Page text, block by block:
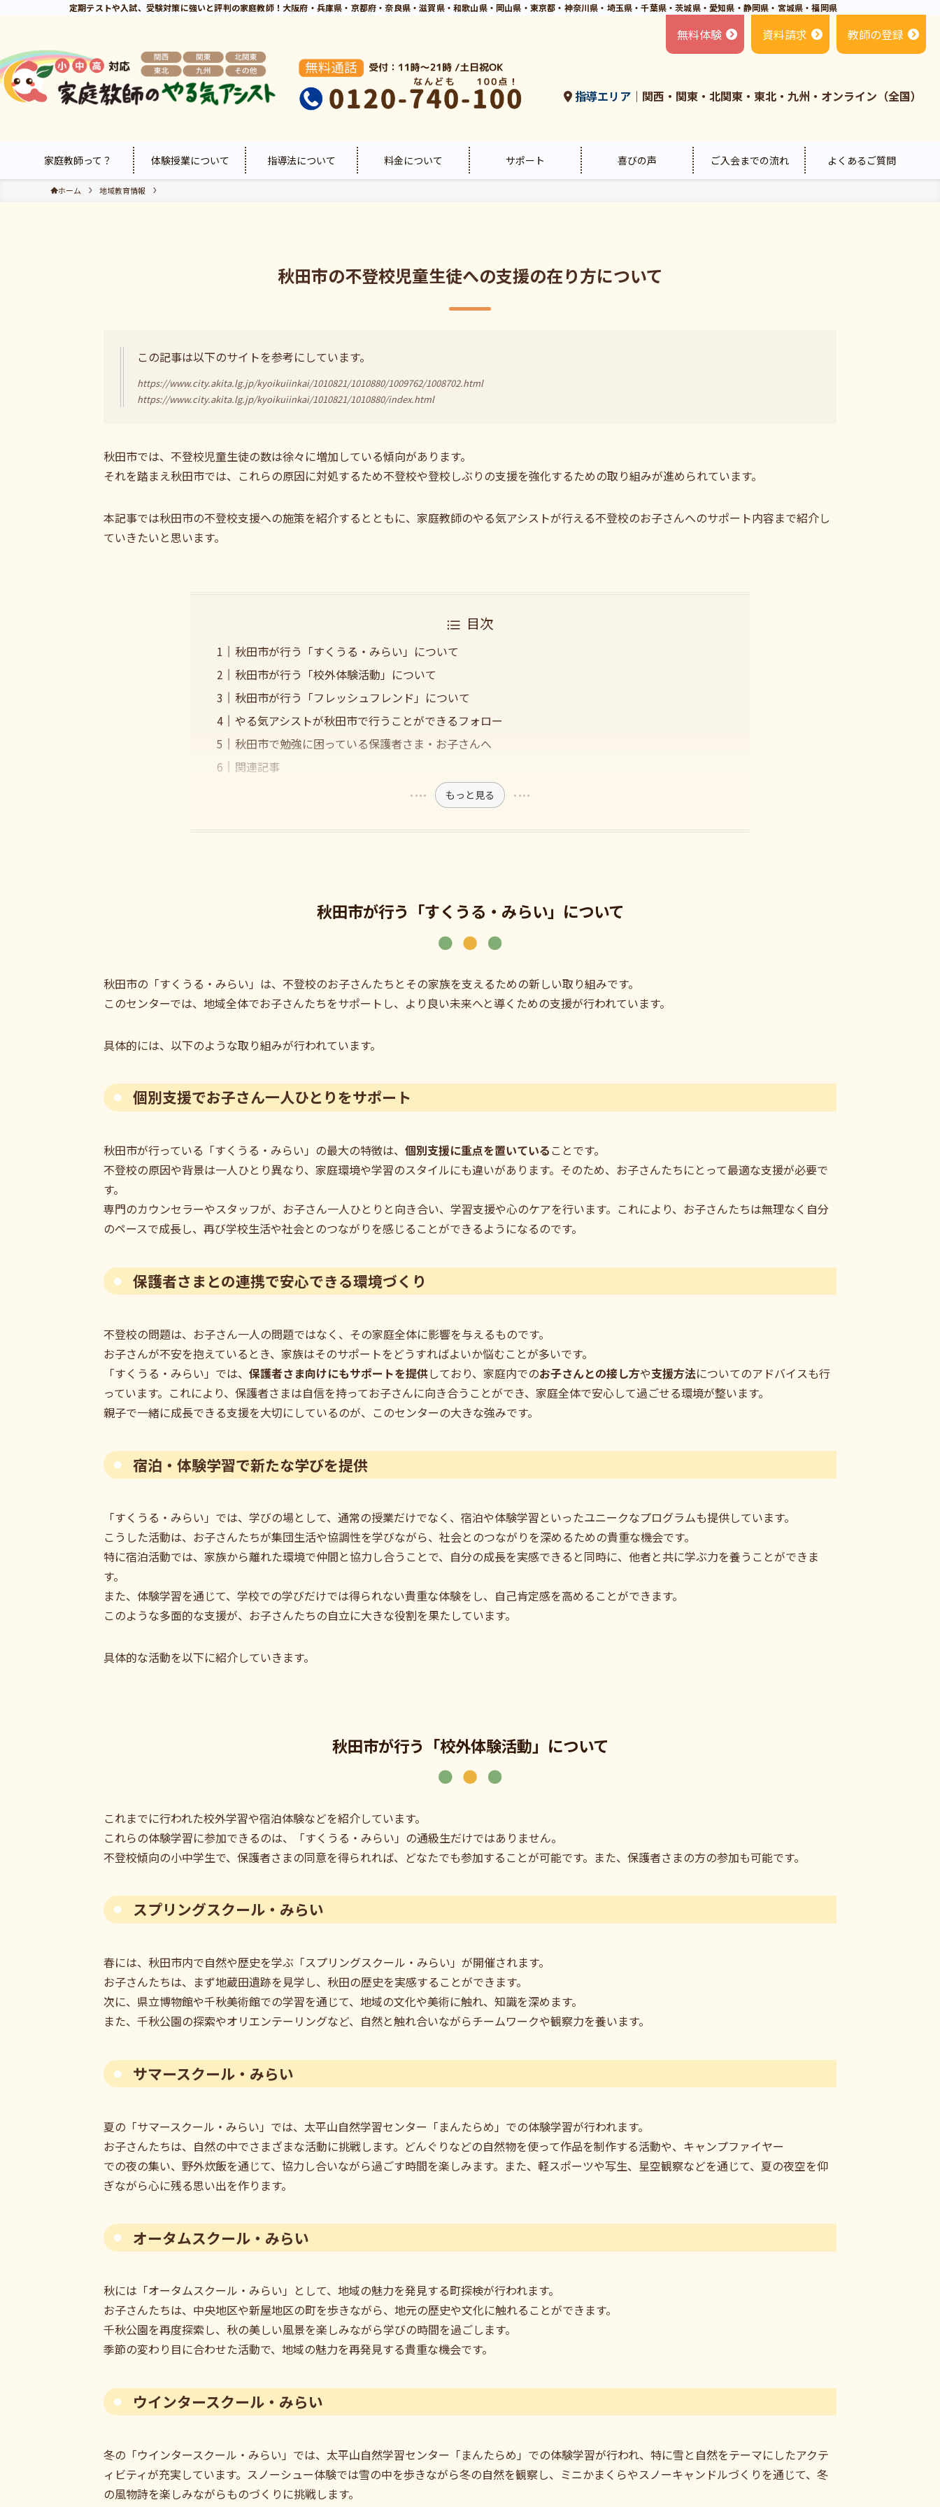
定期テストや入試、受験対策に強いと評判の家庭教師！大阪府・兵庫県・京都府・奈良県・滋賀県・和歌山県・岡山県・東京都・神奈川県・埼玉県・千葉県・茨城県・愛知県・静岡県・宮城県・福岡県
家庭教師って？ 体験授業について 指導法について 料金について サポート 喜びの声 ご入会までの流れ よくあるご質問
指導エリア｜関西・関東・北関東・東北・九州・オンライン（全国）
無料体験 資料請求 教師の登録
ホーム 地域教育情報
秋田市の不登校児童生徒への支援の在り方について
この記事は以下のサイトを参考にしています。
https://www.city.akita.lg.jp/kyoikuiinkai/1010821/1010880/1009762/1008702.html
https://www.city.akita.lg.jp/kyoikuiinkai/1010821/1010880/index.html
秋田市では、不登校児童生徒の数は徐々に増加している傾向があります。
それを踏まえ秋田市では、これらの原因に対処するため不登校や登校しぶりの支援を強化するための取り組みが進められています。
本記事では秋田市の不登校支援への施策を紹介するとともに、家庭教師のやる気アシストが行える不登校のお子さんへのサポート内容まで紹介し
ていきたいと思います。
目次
秋田市が行う「すくうる・みらい」について
秋田市が行う「校外体験活動」について
秋田市が行う「フレッシュフレンド」について
やる気アシストが秋田市で行うことができるフォロー
秋田市で勉強に困っている保護者さま・お子さんへ
関連記事
もっと見る
秋田市が行う「すくうる・みらい」について
秋田市の「すくうる・みらい」は、不登校のお子さんたちとその家族を支えるための新しい取り組みです。
このセンターでは、地域全体でお子さんたちをサポートし、より良い未来へと導くための支援が行われています。
具体的には、以下のような取り組みが行われています。
個別支援でお子さん一人ひとりをサポート
秋田市が行っている「すくうる・みらい」の最大の特徴は、 個別支援に重点を置いている ことです。
不登校の原因や背景は一人ひとり異なり、家庭環境や学習のスタイルにも違いがあります。そのため、お子さんたちにとって最適な支援が必要で
す。
専門のカウンセラーやスタッフが、お子さん一人ひとりと向き合い、学習支援や心のケアを行います。これにより、お子さんたちは無理なく自分
のペースで成長し、再び学校生活や社会とのつながりを感じることができるようになるのです。
保護者さまとの連携で安心できる環境づくり
不登校の問題は、お子さん一人の問題ではなく、その家庭全体に影響を与えるものです。
お子さんが不安を抱えているとき、家族はそのサポートをどうすればよいか悩むことが多いです。
「すくうる・みらい」では、 保護者さま向けにもサポートを提供しており、家庭内でのお子さんとの接し方や支援方法についてのアドバイスも行
っています。これにより、保護者さまは自信を持ってお子さんに向き合うことができ、家庭全体で安心して過ごせる環境が整います。
親子で一緒に成長できる支援を大切にしているのが、このセンターの大きな強みです。
宿泊・体験学習で新たな学びを提供
「すくうる・みらい」では、学びの場として、通常の授業だけでなく、宿泊や体験学習といったユニークなプログラムも提供しています。
こうした活動は、お子さんたちが集団生活や協調性を学びながら、社会とのつながりを深めるための貴重な機会です。
特に宿泊活動では、家族から離れた環境で仲間と協力し合うことで、自分の成長を実感できると同時に、他者と共に学ぶ力を養うことができま
す。
また、体験学習を通じて、学校での学びだけでは得られない貴重な体験をし、自己肯定感を高めることができます。
このような多面的な支援が、お子さんたちの自立に大きな役割を果たしています。
具体的な活動を以下に紹介していきます。
秋田市が行う「校外体験活動」について
これまでに行われた校外学習や宿泊体験などを紹介しています。
これらの体験学習に参加できるのは、「すくうる・みらい」の通級生だけではありません。
不登校傾向の小中学生で、保護者さまの同意を得られれば、どなたでも参加することが可能です。また、保護者さまの方の参加も可能です。
スプリングスクール・みらい
春には、秋田市内で自然や歴史を学ぶ「スプリングスクール・みらい」が開催されます。
お子さんたちは、まず地蔵田遺跡を見学し、秋田の歴史を実感することができます。
次に、県立博物館や千秋美術館での学習を通じて、地域の文化や美術に触れ、知識を深めます。
また、千秋公園の探索やオリエンテーリングなど、自然と触れ合いながらチームワークや観察力を養います。
サマースクール・みらい
夏の「サマースクール・みらい」では、太平山自然学習センター「まんたらめ」での体験学習が行われます。
お子さんたちは、自然の中でさまざまな活動に挑戦します。どんぐりなどの自然物を使って作品を制作する活動や、キャンプファイヤー
での夜の集い、野外炊飯を通じて、協力し合いながら過ごす時間を楽しみます。また、軽スポーツや写生、星空観察などを通じて、夏の夜空を仰
ぎながら心に残る思い出を作ります。
オータムスクール・みらい
秋には「オータムスクール・みらい」として、地域の魅力を発見する町探検が行われます。
お子さんたちは、中央地区や新屋地区の町を歩きながら、地元の歴史や文化に触れることができます。
千秋公園を再度探索し、秋の美しい風景を楽しみながら学びの時間を過ごします。
季節の変わり目に合わせた活動で、地域の魅力を再発見する貴重な機会です。
ウインタースクール・みらい
冬の「ウインタースクール・みらい」では、太平山自然学習センター「まんたらめ」での体験学習が行われ、特に雪と自然をテーマにしたアクテ
ィビティが充実しています。スノーシュー体験では雪の中を歩きながら冬の自然を観察し、ミニかまくらやスノーキャンドルづくりを通じて、冬
の風物詩を楽しみながらものづくりに挑戦します。